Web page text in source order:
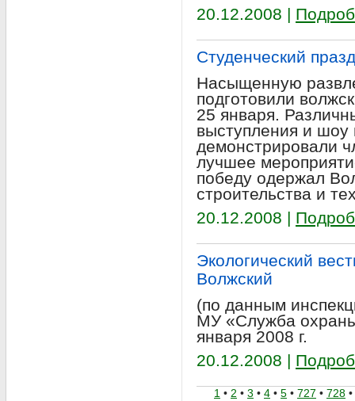
20.12.2008 |
Студенческий
Насыщенную
подготовили
25 января.
выступления и
демонстрировали
лучшее
победу одержал
строительства и
20.12.2008 |
Экологический
Волжский
(по данным
МУ «Служба
января 2008 г.
20.12.2008 |
1 • 2 • 3 • 4 • 5 • 727 • 728